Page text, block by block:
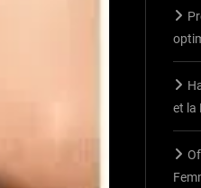
et la